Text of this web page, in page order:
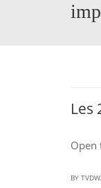
Les
Open
BY